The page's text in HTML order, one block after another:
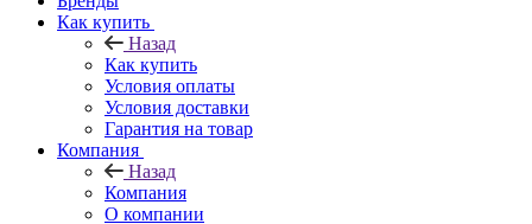
Как купить
Назад
Как купить
Условия оплаты
Условия доставки
Гарантия на товар
Компания
Назад
Компания
О компании